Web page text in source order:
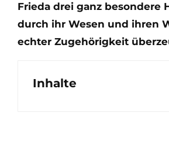
Frieda drei ganz besondere
durch ihr Wesen und ihren
echter Zugehörigkeit
Inhalte